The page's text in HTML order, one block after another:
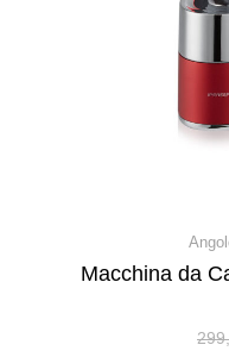
Macchina da